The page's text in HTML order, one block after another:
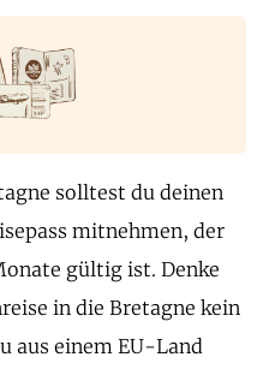
solltest du deinen
mitnehmen, der
gültig ist. Denke
in die Bretagne kein
aus einem EU-Land